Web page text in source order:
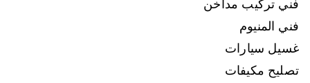
فني تركيب مداخن
فني المنيوم
غسيل سيارات
تصليح مكيفات